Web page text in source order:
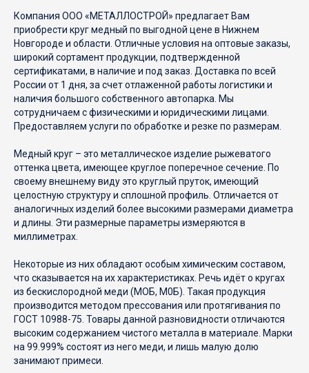
Компания ООО «МЕТАЛЛОСТРОЙ» предлагает Вам
приобрести круг медный по выгодной цене в Нижнем
Новгороде и области. Отличные условия на оптовые заказы,
широкий сортамент продукции, подтвержденной
сертификатами, в наличие и под заказ. Доставка по всей
России от 1 дня, за счет отлаженной работы логистики и
наличия большого собственного автопарка. Мы
сотрудничаем с физическими и юридическими лицами.
Предоставляем услуги по обработке и резке по размерам.
Медный круг – это металлическое изделие рыжеватого
оттенка цвета, имеющее круглое поперечное сечение. По
своему внешнему виду это круглый пруток, имеющий
целостную структуру и сплошной профиль. Отличается от
аналогичных изделий более высокими размерами диаметра
и длины. Эти размерные параметры измеряются в
миллиметрах.
Некоторые из них обладают особым химическим составом,
что сказывается на их характеристиках. Речь идёт о кругах
из бескислородной меди (МОБ, М0Б). Такая продукция
производится методом прессования или протягивания по
ГОСТ 10988-75. Товары данной разновидности отличаются
высоким содержанием чистого металла в материале. Марки
на 99.999% состоят из него меди, и лишь малую долю
занимают примеси.
Сортовой прокат
Трубный прокат
Нержавеющий прокат
Листовой прокат
Медный прокат
Аллюминиевый прокат
Латунный прокат
Прочая продукция
УСЛУГИ
Монтаж заборов
Гибка металла
Фрезерные работы
Токарные работы
О нас
Доставка
Контакты
© 2022 ООО «МЕТАЛЛОСТРОЙ». Все права защищены
Политика конфиденциальности
Разработка сайта
Содержание настоящего интернет-сайта носит
исключительно информационный характер и не является
публичной офертой, определяемой положениями ст. 437
Гражданского кодекса РФ. Для получения более подробной